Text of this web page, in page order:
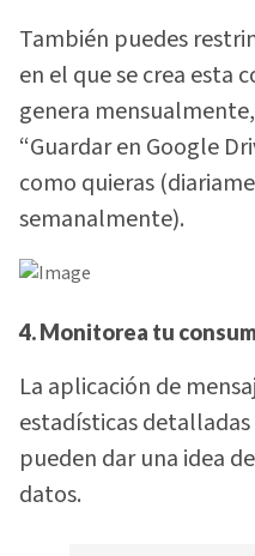
También puedes
en el que se crea esta
genera
“Guardar en Google
como quieras
semanalmente).
4. Monitorea tu
La aplicación de
estadísticas
pueden dar una idea
datos.